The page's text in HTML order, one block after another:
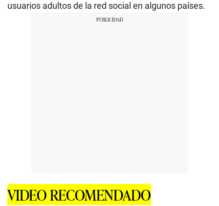
usuarios adultos de la red social en algunos países.
VIDEO RECOMENDADO